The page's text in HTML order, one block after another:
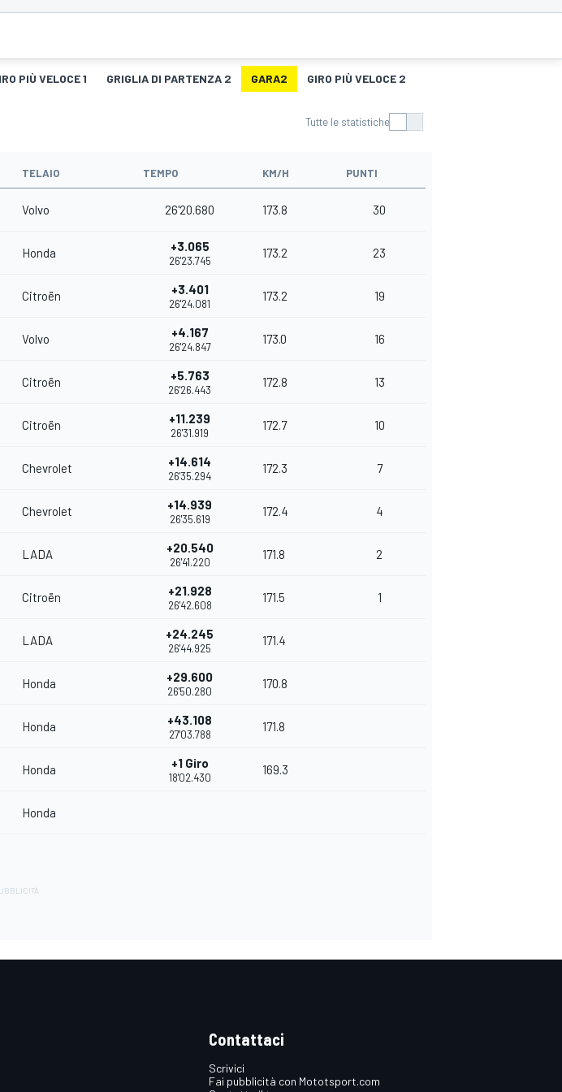
PIÙ VELOCE 1 GRIGLIA DI PARTENZA 2 GARA2 GIRO PIÙ VELOCE 2
Tutte le statistiche
TELAIO TEMPO KM/H PUNTI
Volvo 26'20.680 173.8 30
Honda +3.065
26'23.745
173.2 23
Citroën +3.401
26'24.081
173.2 19
Volvo +4.167
26'24.847
173.0 16
Citroën +5.763
26'26.443
172.8 13
Citroën +11.239
26'31.919
172.7 10
Chevrolet +14.614
26'35.294
172.3 7
Chevrolet +14.939
26'35.619
172.4 4
LADA +20.540
26'41.220
171.8 2
Citroën +21.928
26'42.608
171.5 1
LADA +24.245
26'44.925
171.4
Honda +29.600
26'50.280
170.8
Honda +43.108
27'03.788
171.8
Honda +1 Giro
18'02.430
169.3
Honda
Contattaci
Scrivici
Fai pubblicità con Mototsport.com